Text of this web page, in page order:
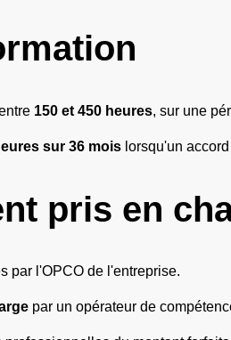
150 et 450 heures, sur une
sur 36 mois lorsqu'un
pris en
par l'OPCO de l'entreprise.
par un opérateur de